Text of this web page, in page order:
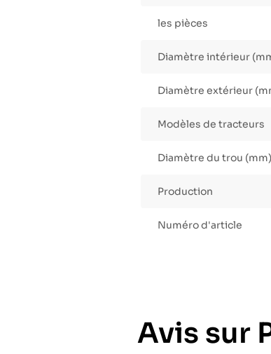
les pièces
Diamètre intérieur
Diamètre extérieur
Modèles de tracteurs
Diamètre du trou (mm)
Production
Numéro d'article
Avis sur